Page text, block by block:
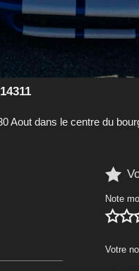
Aout dans le centre du

Note

Votre